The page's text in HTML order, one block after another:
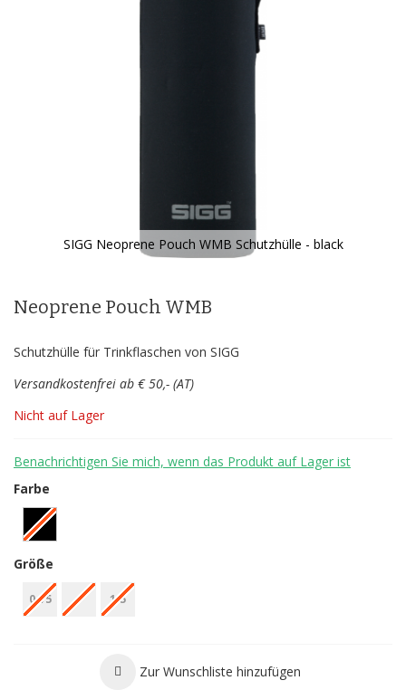
SIGG Neoprene Pouch WMB Schutzhülle - black
der
Bildergalerie
Neoprene Pouch WMB
Schutzhülle für Trinkflaschen von SIGG
Versandkostenfrei ab € 50,- (AT)
Nicht auf Lager
Benachrichtigen Sie mich, wenn das Produkt auf Lager ist
Farbe
Größe
0.75 1 1.5
Zur Wunschliste hinzufügen